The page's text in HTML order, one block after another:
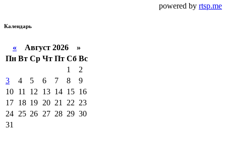
powered by rtsp.me
Календарь
« Август 2026 »
Пн Вт Ср Чт Пт Сб Вс
1
2
3
4 5 6 7 8
9
10 11 12 13 14 15 16
17 18 19 20 21 22 23
24 25 26 27 28 29 30
31